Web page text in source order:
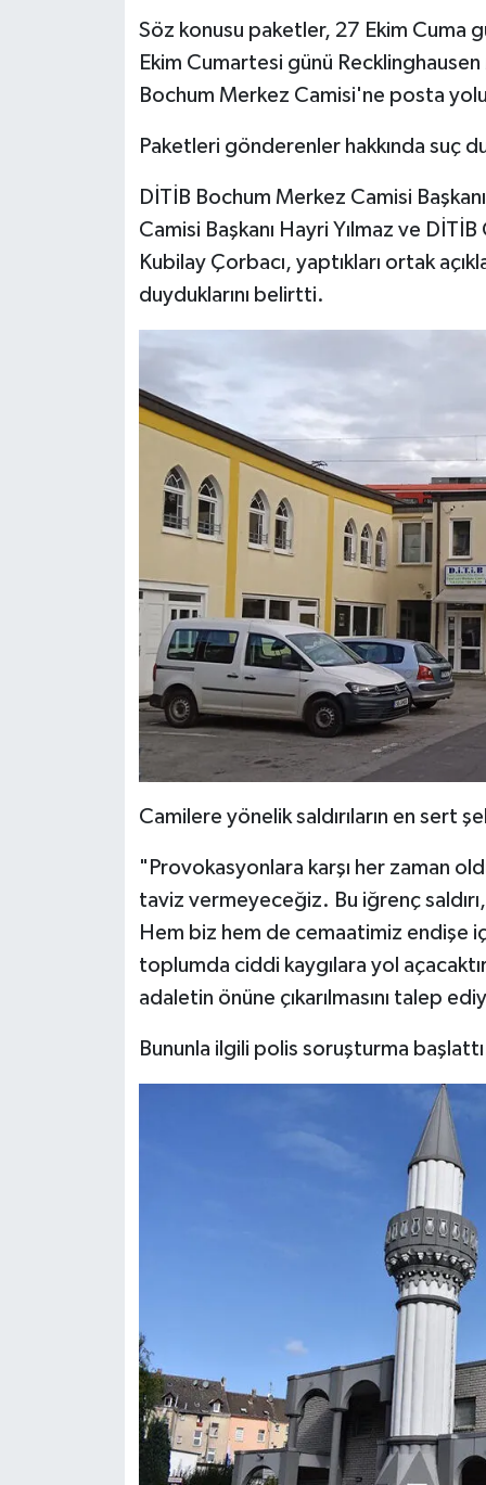
Söz konusu paketler, 27 Ekim Cuma
Ekim Cumartesi günü
Bochum Merkez Camisi'ne posta
Paketleri gönderenler hakkında suç
DİTİB Bochum Merkez Camisi
Camisi Başkanı Hayri Yılmaz ve
Kubilay Çorbacı, yaptıkları ortak
duyduklarını belirtti.
Camilere yönelik saldırıların en sert
"Provokasyonlara karşı her zaman
taviz vermeyeceğiz. Bu iğrenç
Hem biz hem de cemaatimiz endişe
toplumda ciddi kaygılara yol
adaletin önüne çıkarılmasını talep
Bununla ilgili polis soruşturma
Düzce Müftülüğü
Erzincan Müftülüğü
Erzurum Müftülüğü
Gaziantep Müftülüğü
Giresun Müftülüğü
Gümüşhane Müftülüğü
Hatay Müftülüğü
Iğdır Müftülüğü
Isparta Müftülüğü
İstanbul Müftülüğü
Kahramanmaraş Müftülüğü
Karaman Müftülüğü
Kars Müftülüğü
Kırklareli Müftülüğü
Kırşehir Müftülüğü
Kocaeli Müftülüğü